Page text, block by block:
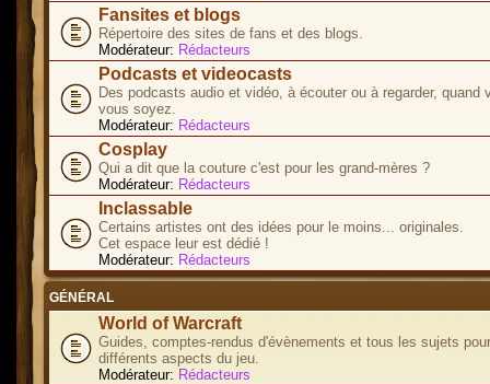
Fansites et blogs
Répertoire des sites de fans et des blogs.
Modérateur: Rédacteurs
Podcasts et videocasts
Des podcasts audio et vidéo, à écouter ou à regarder, quand
vous soyez.
Modérateur: Rédacteurs
Cosplay
Qui a dit que la couture c'est pour les grand-mères ?
Modérateur: Rédacteurs
Inclassable
Certains artistes ont des idées pour le moins... originales.
Cet espace leur est dédié !
Modérateur: Rédacteurs
GÉNÉRAL
World of Warcraft
Guides, comptes-rendus d'évènements et tous les sujets
différents aspects du jeu.
Modérateur: Rédacteurs